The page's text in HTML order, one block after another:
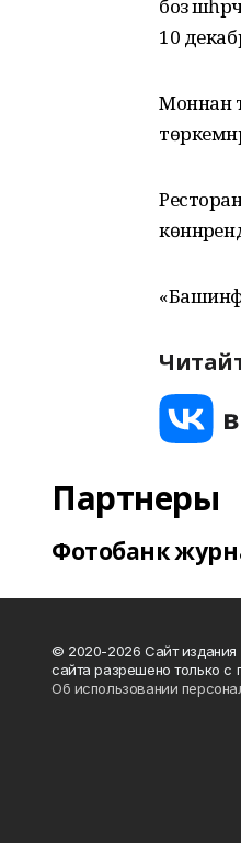
боз
10
Моннан
Партнеры
Фотобанк
© 2020-2026 Сайт
сайта разрешено только с
Об использовании